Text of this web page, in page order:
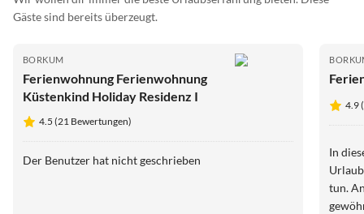
Gäste sind bereits überzeugt.
BORKUM
Ferienwohnung Ferienwohnung
Küstenkind Holiday Residenz I
4.5 (21 Bewertungen)
Der Benutzer hat nicht geschrieben
4.9
In
tun. An
gewöhnen, aber ansonsten